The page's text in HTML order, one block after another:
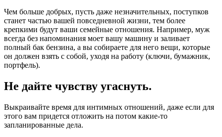
Чем больше добрых, пусть даже незначительных, поступков
станет частью вашей повседневной жизни, тем более
крепкими будут ваши семейные отношения. Например, муж
всегда без напоминания моет вашу машину и заливает
полный бак бензина, а вы собираете для него вещи, которые
он должен взять с собой, уходя на работу (ключи, бумажник,
портфель).
Не дайте чувству угаснуть.
Выкраивайте время для интимных отношений, даже если для
этого вам придется отложить на потом какие-то
запланированные дела.